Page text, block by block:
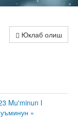
Юклаб олиш
Mu'minun I
»